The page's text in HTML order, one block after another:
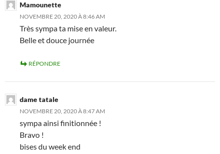
Mamounette
NOVEMBRE 20, 2020 À 8:46 AM
Très sympa ta mise en valeur.
Belle et douce journée
RÉPONDRE
dame tatale
NOVEMBRE 20, 2020 À 8:47 AM
sympa ainsi finitionnée !
Bravo !
bises du week end